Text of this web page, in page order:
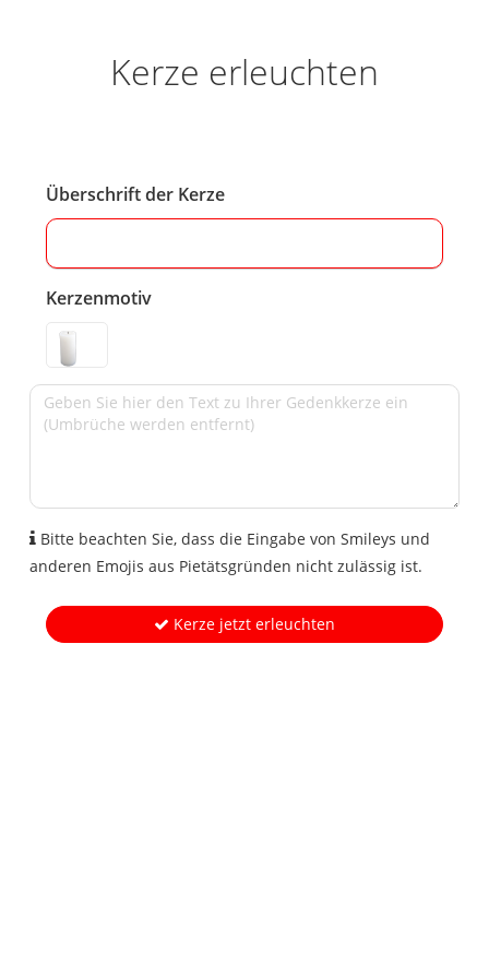
Kerze erleuchten
Überschrift der Kerze
Kerzenmotiv
Bitte beachten Sie, dass die Eingabe von Smileys und
anderen Emojis aus Pietätsgründen nicht zulässig ist.
Kerze jetzt erleuchten